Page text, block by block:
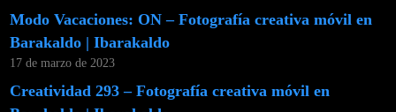
Modo Vacaciones: ON – Fotografía creativa móvil en
Barakaldo | Ibarakaldo
17 de marzo de 2023
Creatividad 293 – Fotografía creativa móvil en